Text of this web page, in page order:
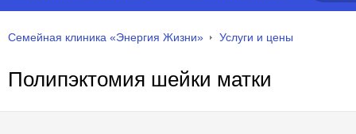
Семейная клиника «Энергия Жизни» Услуги и цены
Полипэктомия шейки матки